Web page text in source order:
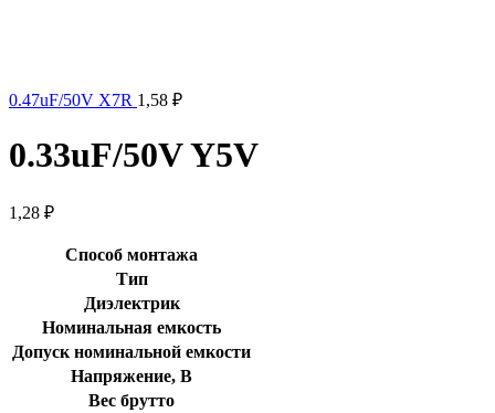
0.47uF/50V X7R 1,58 ₽
0.33uF/50V Y5V
1,28 ₽
Способ монтажа
Тип
Диэлектрик
Номинальная емкость
Допуск номинальной емкости
Напряжение, В
Вес брутто